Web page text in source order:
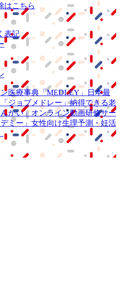
はこちら
表記
医療事典 「MEDLEY」
日本最
「ジョブメドレー」納得できる老
んかい」 オンライン動画研修サー
ミー」 女性向け生理予測・妊活